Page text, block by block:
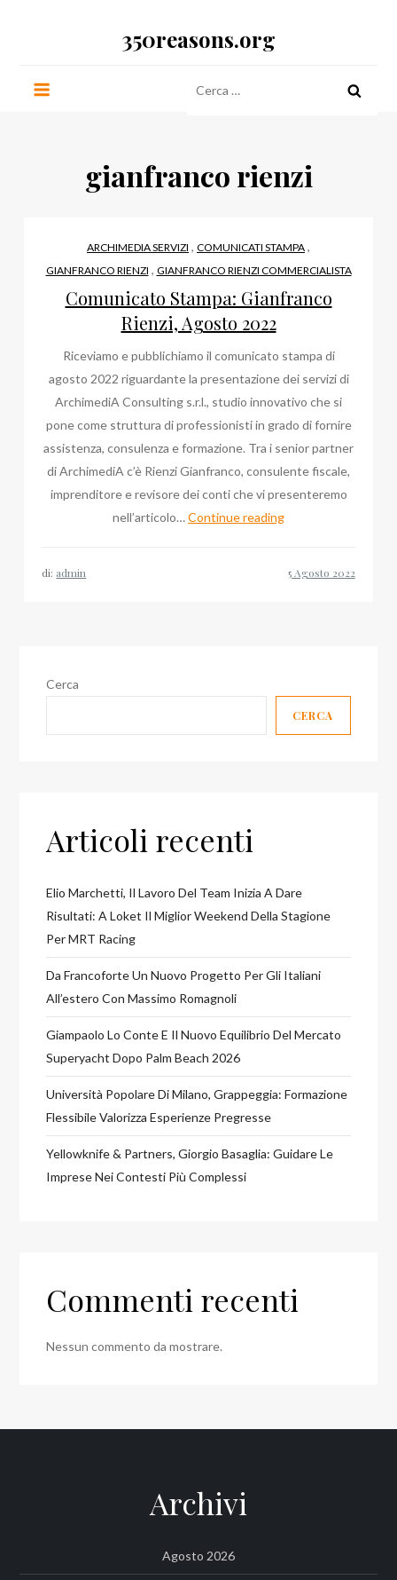
350reasons.org
per:
gianfranco rienzi
ARCHIMEDIA SERVIZI , COMUNICATI STAMPA ,
GIANFRANCO RIENZI , GIANFRANCO RIENZI COMMERCIALISTA
Comunicato Stampa: Gianfranco
Rienzi, Agosto 2022
Riceviamo e pubblichiamo il comunicato stampa di
agosto 2022 riguardante la presentazione dei servizi di
ArchimediA Consulting s.r.l., studio innovativo che si
pone come struttura di professionisti in grado di fornire
assistenza, consulenza e formazione. Tra i senior partner
di ArchimediA c’è Rienzi Gianfranco, consulente fiscale,
imprenditore e revisore dei conti che vi presenteremo
nell’articolo…Continue readingComunicato
di: admin
Cerca
CERCA
Articoli recenti
Elio Marchetti, Il Lavoro Del Team Inizia A Dare
Risultati: A Loket Il Miglior Weekend Della Stagione
Per MRT Racing
Da Francoforte Un Nuovo Progetto Per Gli Italiani
All’estero Con Massimo Romagnoli
Giampaolo Lo Conte E Il Nuovo Equilibrio Del Mercato
Superyacht Dopo Palm Beach 2026
Università Popolare Di Milano, Grappeggia: Formazione
Flessibile Valorizza Esperienze Pregresse
Yellowknife & Partners, Giorgio Basaglia: Guidare Le
Imprese Nei Contesti Più Complessi
Commenti recenti
Nessun commento da mostrare.
Archivi
Agosto 2026